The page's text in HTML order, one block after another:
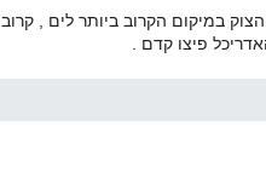
במיקום הקרוב ביותר לים , קרוב
פיצו קדם .